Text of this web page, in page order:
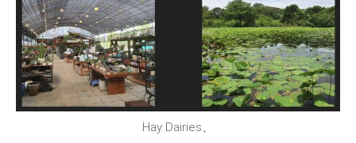
Hay Dairies、